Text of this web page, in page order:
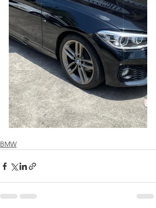
BMW